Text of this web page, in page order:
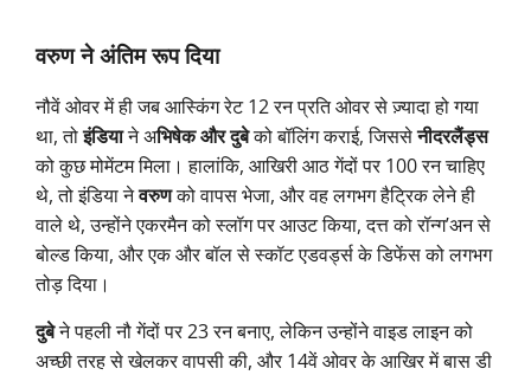
वरुण ने अंतिम रूप दिया
नौवें ओवर में ही जब आस्किंग रेट 12 रन प्रति ओवर से ज़्यादा हो गया
था, तोइंडियाने अभिषेक और दुबेको बॉलिंग कराई, जिससेनीदरलैंड्स
को कुछ मोमेंटम मिला। हालांकि, आखिरी आठ गेंदों पर 100 रन चाहिए
थे, तो इंडिया नेवरुणको वापस भेजा, और वह लगभग हैट्रिक लेने ही
वाले थे, उन्होंने एकरमैन को स्लॉग पर आउट किया, दत्त को रॉन्ग’अन से
बोल्ड किया, और एक और बॉल से स्कॉट एडवर्ड्स के डिफेंस को लगभग
तोड़ दिया।
दुबेने पहली नौ गेंदों पर 23 रन बनाए, लेकिन उन्होंने वाइड लाइन को
अच्छी तरह से खेलकर वापसी की, और 14वें ओवर के आखिर में बास डी